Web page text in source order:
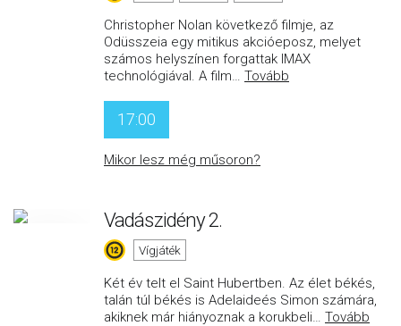
Christopher Nolan következő filmje, az
Odüsszeia egy mitikus akcióeposz, melyet
számos helyszínen forgattak IMAX
technológiával. A film… Tovább
17:00
Mikor lesz még műsoron?
Vadászidény 2.
Vígjáték
Két év telt el Saint Hubertben. Az élet békés,
talán túl békés is Adelaideés Simon számára,
akiknek már hiányoznak a korukbeli… Tovább